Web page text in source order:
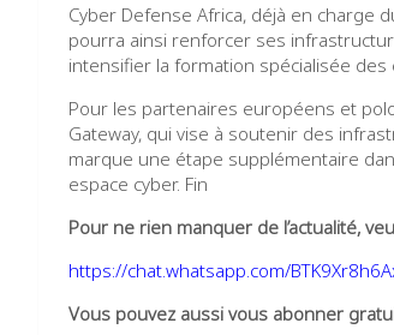
Cyber Defense Africa, déjà en charge
pourra ainsi renforcer ses
intensifier la formation spécialisée des
Pour les partenaires européens et
Gateway, qui vise à soutenir des
marque une étape supplémentaire
espace cyber. Fin
Pour ne rien manquer de l’actualité,
https://chat.whatsapp.com/
Vous pouvez aussi vous abonner